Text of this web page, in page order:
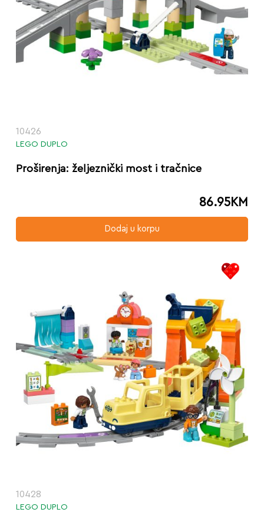
10426
LEGO DUPLO
Proširenja: željeznički most i tračnice
86.95KM
Dodaj u korpu
10428
LEGO DUPLO